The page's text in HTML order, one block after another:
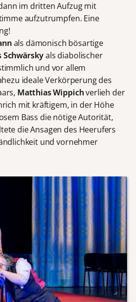
im dritten Aufzug mit
aufzutrumpfen. Eine
als dämonisch bösartige
Schwärskyals diabolischer
und vor allem
ideale Verkörperung des
Matthias Wippichverlieh der
mit kräftigem, in der Höhe
Bass die nötige Autorität,
die Ansagen des Heerufers
und vornehmer